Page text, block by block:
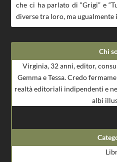
che ci ha parlato di “Grigi” e
diverse tra loro, ma ugualmente
Chi
Virginia, 32 anni, editor,
Gemma e Tessa. Credo
realtà editoriali indipendenti e
albi